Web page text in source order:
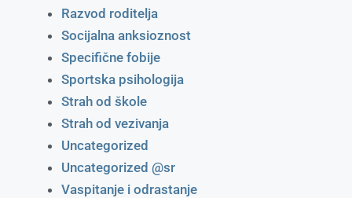
Razvod roditelja
Socijalna anksioznost
Specifične fobije
Sportska psihologija
Strah od škole
Strah od vezivanja
Uncategorized
Uncategorized @sr
Vaspitanje i odrastanje